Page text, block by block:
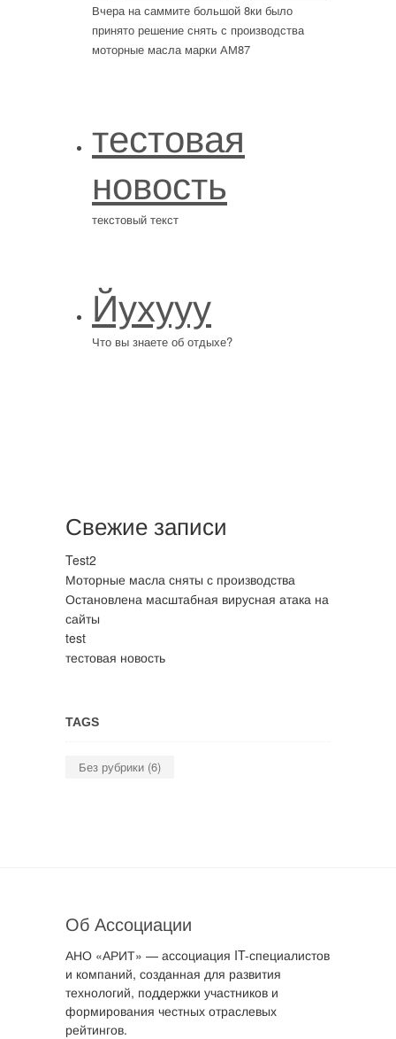
Вчера на саммите большой 8ки было
принято решение снять с производства
моторные масла марки АМ87
тестовая
новость
текстовый текст
Йухууу
Что вы знаете об отдыхе?
Свежие записи
Test2
Моторные масла сняты с производства
Остановлена масштабная вирусная атака на
сайты
test
тестовая новость
TAGS
Без рубрики (6)
Об Ассоциации
АНО «АРИТ» — ассоциация IT-специалистов
и компаний, созданная для развития
технологий, поддержки участников и
формирования честных отраслевых
рейтингов.